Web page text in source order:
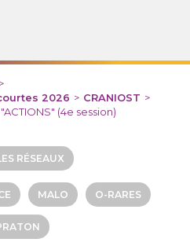
>
2026 > CRANIOST >
(4e session)
RÉSEAUX
MALO O-RARES